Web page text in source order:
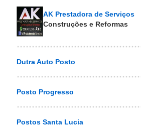
AK Prestadora de Serviços
Construções e Reformas
Dutra Auto Posto
Posto Progresso
Postos Santa Lucia